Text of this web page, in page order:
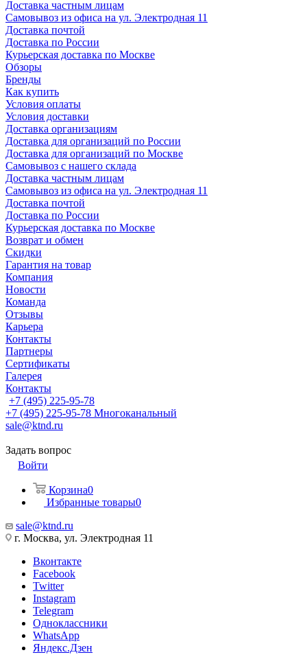
Доставка частным лицам
Самовывоз из офиса на ул. Электродная 11
Доставка почтой
Доставка по России
Курьерская доставка по Москве
Обзоры
Бренды
Как купить
Условия оплаты
Условия доставки
Доставка организациям
Доставка для организаций по России
Доставка для организаций по Москве
Самовывоз с нашего склада
Доставка частным лицам
Самовывоз из офиса на ул. Электродная 11
Доставка почтой
Доставка по России
Курьерская доставка по Москве
Возврат и обмен
Скидки
Гарантия на товар
Компания
Новости
Команда
Отзывы
Карьера
Контакты
Партнеры
Сертификаты
Галерея
Контакты
+7 (495) 225-95-78
+7 (495) 225-95-78 Многоканальный
sale@ktnd.ru
Задать вопрос
Войти
Корзина0
Избранные товары0
sale@ktnd.ru
г. Москва, ул. Электродная 11
Вконтакте
Facebook
Twitter
Instagram
Telegram
Одноклассники
WhatsApp
Яндекс.Дзен